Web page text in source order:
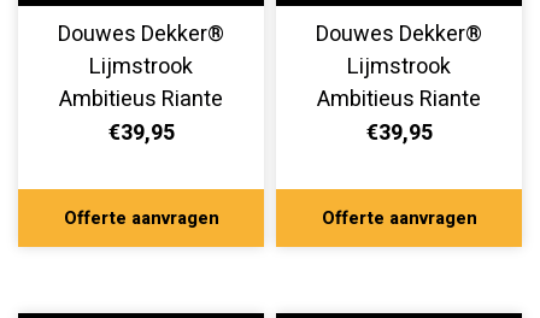
Douwes Dekker®
Lijmstrook
Ambitieus Riante
Plank Ultra Mat
€39,95
Offerte aanvragen
Douwes Dekker®
Lijmstrook
Ambitieus Riante
Plank Ultra Mat
€39,95
Offerte aanvragen